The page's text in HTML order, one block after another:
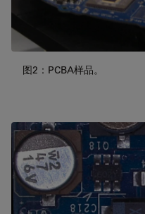
图2：PCBA样品。